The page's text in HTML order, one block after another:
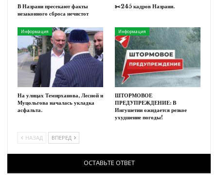
В Назрани пресекают факты
незаконного сброса нечистот
✂️245 кадров Назрани.
Информация
На улицах Темирханова, Лесной и
Муцольгова началась укладка
асфальта.
Информация
ШТОРМОВОЕ
ПРЕДУПРЕЖДЕНИЕ: В
Ингушетии ожидается резкое
ухудшение погоды!
НАЗАД ВПЕРЕД
ОСТАВЬТЕ ОТВЕТ